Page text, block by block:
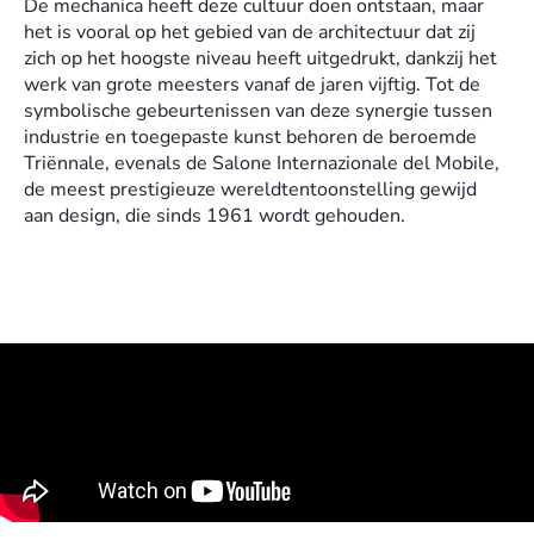
De mechanica heeft deze cultuur doen ontstaan, maar
het is vooral op het gebied van de architectuur dat zij
zich op het hoogste niveau heeft uitgedrukt, dankzij het
werk van grote meesters vanaf de jaren vijftig. Tot de
symbolische gebeurtenissen van deze synergie tussen
industrie en toegepaste kunst behoren de beroemde
Triënnale, evenals de Salone Internazionale del Mobile,
de meest prestigieuze wereldtentoonstelling gewijd
aan design, die sinds 1961 wordt gehouden.